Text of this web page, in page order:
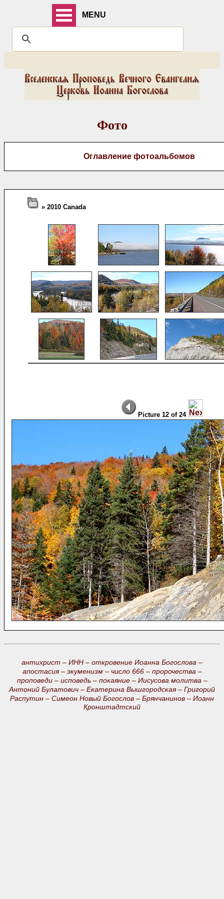
MENU
Фото
Оглавление фотоальбомов
» 2010 Canada
Picture 12 of 24
антихрист – ИНН – откровение Иоанна Богослова –
апостасия – экуменизм – число 666 – пророчества –
проповеди – исповедь – покаяние – Иисусова молитва –
Антоний Булатович – Екатерина Вышгородская – Григорий
Распутин – Симеон Новый Богослов – Брянчанинов – Иоанн
Кронштадтский